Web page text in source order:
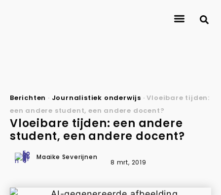
Berichten · Journalistiek onderwijs ·Vloeibare tijden:
een andere student, een andere docent?
Vloeibare tijden: een andere
student, een andere docent?
Maaike Severijnen
8 mrt, 2019